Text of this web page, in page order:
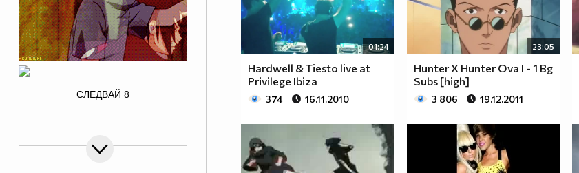
СЛЕДВАЙ 8
01:24
Hardwell & Tiesto live at
Privilege Ibiza
374 16.11.2010
23:05
Hunter X Hunter Ova I - 1 Bg
Subs [high]
3 806 19.12.2011